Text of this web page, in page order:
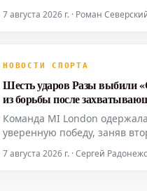
немецкому интернационалу
вынуждена принять
интерес к полузащитнику
7 августа 2026 г. · Роман
НОВОСТИ СПОРТА
Шесть ударов Разы выбили
из борьбы после
лондонского дерби
Команда MI London одержала
уверенную победу, заняв
успешно отыграть 161 очко,
7 августа 2026 г. · Сергей